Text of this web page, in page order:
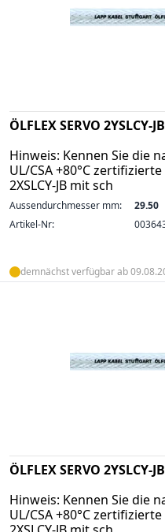
ÖLFLEX SERVO 2YSLCY-
Hinweis: Kennen Sie die
UL/CSA +80°C zertifizierte
2XSLCY-JB mit sch
Aussendurchmesser mm:
29.50
Artikel-Nr:
demnächst verfügbar ab
ÖLFLEX SERVO 2YSLCY-
Hinweis: Kennen Sie die
UL/CSA +80°C zertifizierte